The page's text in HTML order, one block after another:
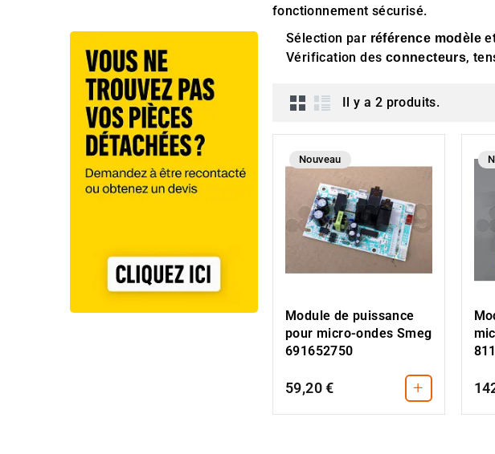
fonctionnement sécurisé.
Sélection par référence modèle
Vérification des connecteurs,
Il y a 2 produits.
Nouveau
Module de puissance
pour micro-ondes Smeg
691652750
59,20 € +